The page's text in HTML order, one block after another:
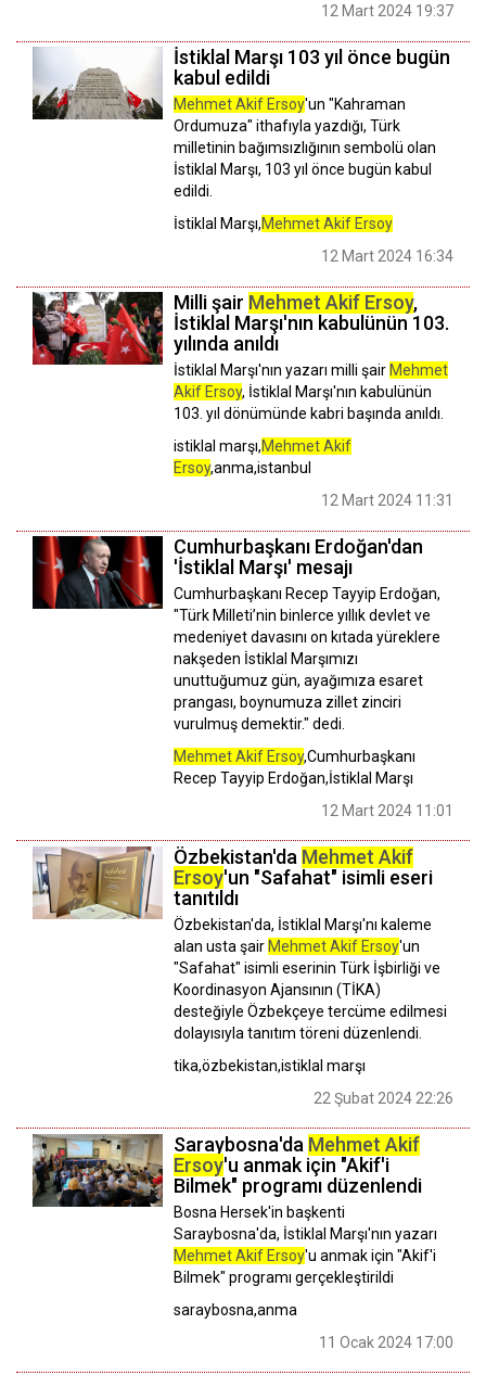
12 Mart 2024 19:37
İstiklal Marşı 103 yıl önce bugün
kabul edildi
Mehmet Akif Ersoy'un "Kahraman
Ordumuza" ithafıyla yazdığı, Türk
milletinin bağımsızlığının sembolü olan
İstiklal Marşı, 103 yıl önce bugün kabul
edildi.
İstiklal Marşı,Mehmet Akif Ersoy
12 Mart 2024 16:34
Milli şair Mehmet Akif Ersoy,
İstiklal Marşı'nın kabulünün 103.
yılında anıldı
İstiklal Marşı'nın yazarı milli şair Mehmet
Akif Ersoy, İstiklal Marşı'nın kabulünün
103. yıl dönümünde kabri başında anıldı.
istiklal marşı,Mehmet Akif
Ersoy,anma,istanbul
12 Mart 2024 11:31
Cumhurbaşkanı Erdoğan'dan
'İstiklal Marşı' mesajı
Cumhurbaşkanı Recep Tayyip Erdoğan,
"Türk Milleti’nin binlerce yıllık devlet ve
medeniyet davasını on kıtada yüreklere
nakşeden İstiklal Marşımızı
unuttuğumuz gün, ayağımıza esaret
prangası, boynumuza zillet zinciri
vurulmuş demektir." dedi.
Mehmet Akif Ersoy,Cumhurbaşkanı
Recep Tayyip Erdoğan,İstiklal Marşı
12 Mart 2024 11:01
Özbekistan'da Mehmet Akif
Ersoy'un "Safahat" isimli eseri
tanıtıldı
Özbekistan'da, İstiklal Marşı'nı kaleme
alan usta şair Mehmet Akif Ersoy'un
"Safahat" isimli eserinin Türk İşbirliği ve
Koordinasyon Ajansının (TİKA)
desteğiyle Özbekçeye tercüme edilmesi
dolayısıyla tanıtım töreni düzenlendi.
tika,özbekistan,istiklal marşı
22 Şubat 2024 22:26
Saraybosna'da Mehmet Akif
Ersoy'u anmak için "Akif'i
Bilmek" programı düzenlendi
Bosna Hersek'in başkenti
Saraybosna'da, İstiklal Marşı'nın yazarı
Mehmet Akif Ersoy'u anmak için "Akif'i
Bilmek" programı gerçekleştirildi
saraybosna,anma
11 Ocak 2024 17:00